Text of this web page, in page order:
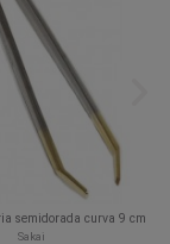
semidorada curva 9 cm
Sakai